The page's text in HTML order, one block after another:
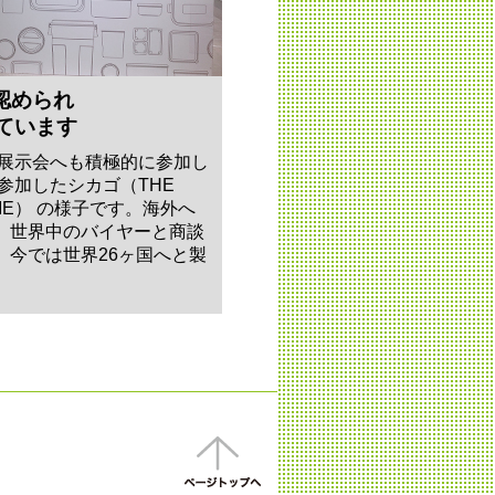
められ
います
示会へも積極的に参加し
加したシカゴ（THE
） の様子です。海外へ
世界中のバイヤーと商談
今では世界26ヶ国へと製